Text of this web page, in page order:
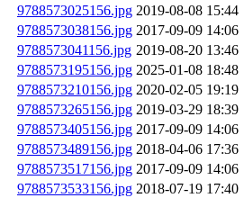
9788573025156.jpg 2019-08-08 15:44
9788573038156.jpg 2017-09-09 14:06
9788573041156.jpg 2019-08-20 13:46
9788573195156.jpg 2025-01-08 18:48
9788573210156.jpg 2020-02-05 19:19
9788573265156.jpg 2019-03-29 18:39
9788573405156.jpg 2017-09-09 14:06
9788573489156.jpg 2018-04-06 17:36
9788573517156.jpg 2017-09-09 14:06
9788573533156.jpg 2018-07-19 17:40